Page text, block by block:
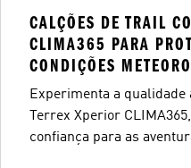
CALÇÕES DE TRAIL
CLIMA365 PARA
CONDIÇÕES
Experimenta a qualidade
Terrex Xperior
confiança para as